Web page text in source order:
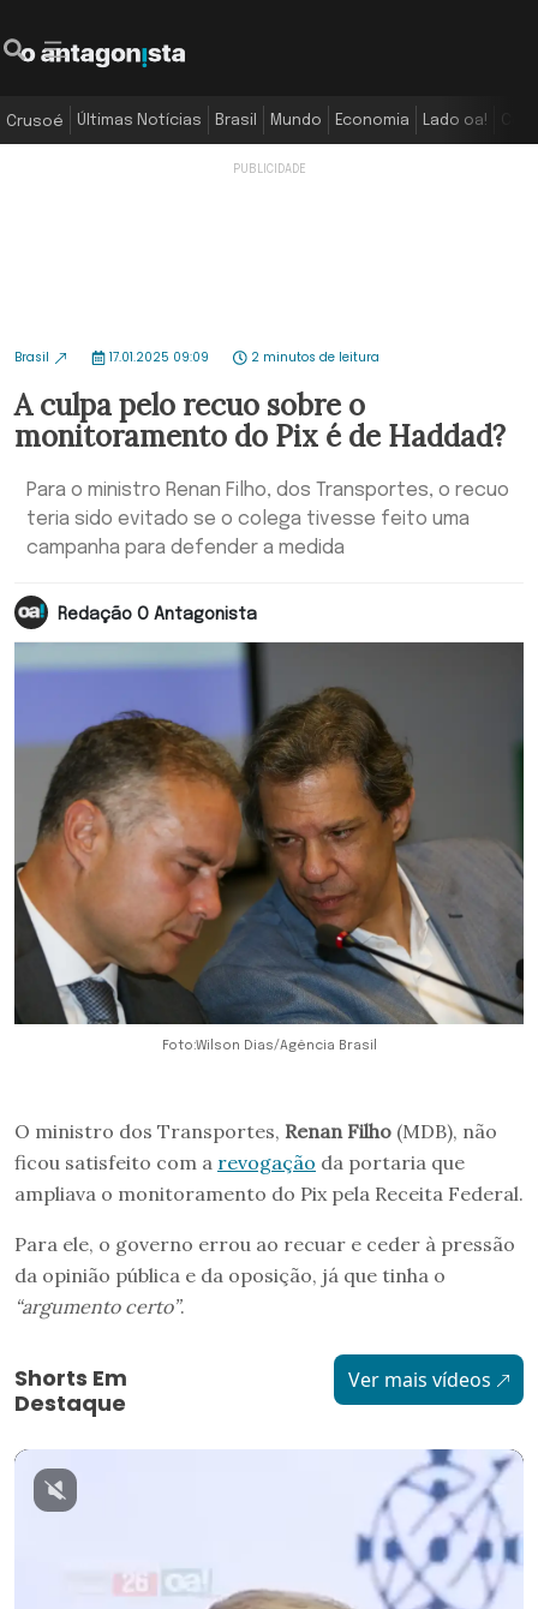
Crusoé Últimas Notícias Brasil Mundo Economia Lado oa!
Brasil 17.01.2025 09:09 2 minutos de leitura
A culpa pelo recuo sobre o
monitoramento do Pix é de Haddad?
Para o ministro Renan Filho, dos Transportes, o recuo
teria sido evitado se o colega tivesse feito uma
campanha para defender a medida
Redação O Antagonista
Foto:Wilson Dias/Agência Brasil
O ministro dos Transportes, Renan Filho (MDB), não
ficou satisfeito com a revogação da portaria que
ampliava o monitoramento do Pix pela Receita Federal.
Para ele, o governo errou ao recuar e ceder à pressão
da opinião pública e da oposição, já que tinha o
“argumento certo”.
Shorts Em
Destaque
Ver mais vídeos